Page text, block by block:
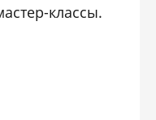
классы.